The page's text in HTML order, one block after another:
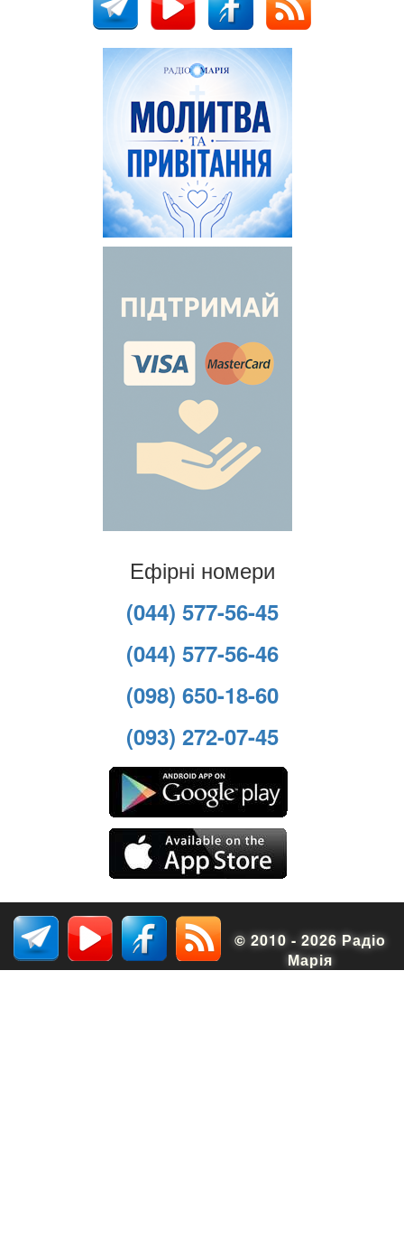
Ефірні номери
(044) 577-56-45
(044) 577-56-46
(098) 650-18-60
(093) 272-07-45
© 2010 - 2026 Радіо
Марія